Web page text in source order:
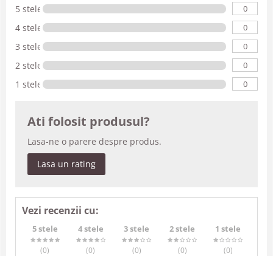
5 stele 0
4 stele 0
3 stele 0
2 stele 0
1 stele 0
Ati folosit produsul?
Lasa-ne o parere despre produs.
Lasa un rating
Vezi recenzii cu:
5 stele
(0)
4 stele
(0)
3 stele
(0)
2 stele
(0)
1 stele
(0)